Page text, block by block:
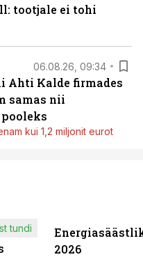
tootjale ei tohi
06.08.26, 09:34
Ahti Kalde firmades
samas nii
kui 1,2 miljonit eurot
tundi
2026